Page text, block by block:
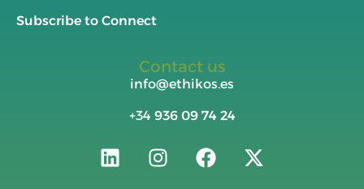
Subscribe to Connect
Contact us
info@ethikos.es
+34 936 09 74 24